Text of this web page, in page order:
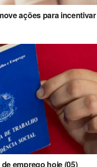
ações para incentivar
emprego hoje (05)